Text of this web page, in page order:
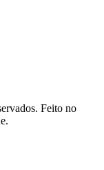
Feito no